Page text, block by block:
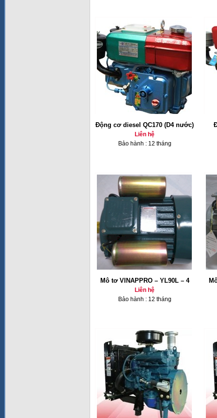
Động cơ diesel QC170 (D4 nước)
Liên hệ
Bảo hành : 12 tháng
Mô tơ VINAPPRO – YL90L – 4
Liên hệ
Bảo hành : 12 tháng